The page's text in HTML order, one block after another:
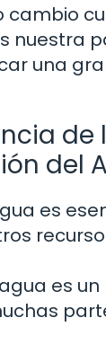
nuestra
una
de
del
es
es